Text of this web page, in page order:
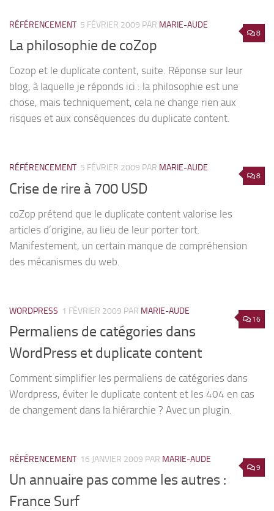
8
RÉFÉRENCEMENT 5 FÉVRIER 2009 PAR MARIE-AUDE
La philosophie de coZop
Cozop et le duplicate content, suite. Réponse sur leur
blog, à laquelle je réponds ici : la philosophie est une
chose, mais techniquement, cela ne change rien aux
risques et aux conséquences du duplicate content.
8
RÉFÉRENCEMENT 5 FÉVRIER 2009 PAR MARIE-AUDE
Crise de rire à 700 USD
coZop prétend que le duplicate content valorise les
articles d’origine, au lieu de leur porter tort.
Manifestement, un certain manque de compréhension
des mécanismes du web.
16
WORDPRESS 1 FÉVRIER 2009 PAR MARIE-AUDE
Permaliens de catégories dans
WordPress et duplicate content
Comment simplifier les permaliens de catégories dans
Wordpress, éviter le duplicate content et les 404 en cas
de changement dans la hiérarchie ? Avec un plugin.
9
RÉFÉRENCEMENT 16 JANVIER 2009 PAR MARIE-AUDE
Un annuaire pas comme les autres :
France Surf